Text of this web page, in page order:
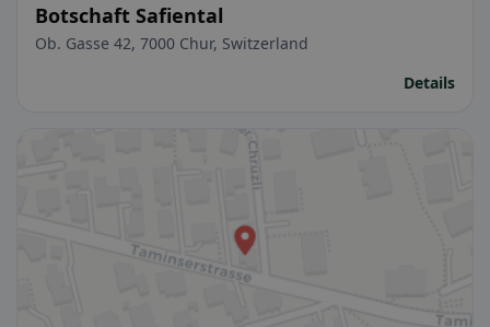
Botschaft Safiental
Ob. Gasse 42, 7000 Chur, Switzerland
Details